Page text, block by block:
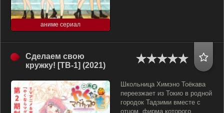
аниме сериал
Сделаем свою
кружку! [ТВ-1] (2021)
Школьница Химэно Тоёкава
переезжает из Токио в родной
городок Тадзими вместе с
отцом, фирма которого